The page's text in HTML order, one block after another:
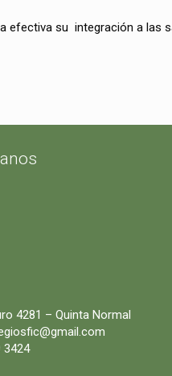
efectiva su integración a
4281 – Quinta Normal
3424